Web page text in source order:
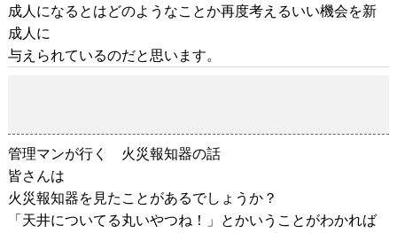
成人になるとはどのようなことか再度考えるいい機会を新
成人に
与えられているのだと思います。
管理マンが行く 火災報知器の話
皆さんは
火災報知器を見たことがあるでしょうか？
「天井についてる丸いやつね！」とかいうことがわかれば